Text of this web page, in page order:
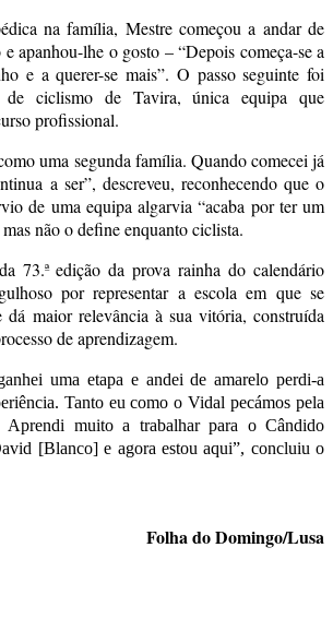
na família, Mestre começou a andar de
apanhou-lhe o gosto – “Depois começa-se a
e a querer-se mais”. O passo seguinte foi
de ciclismo de Tavira, única equipa que
profissional.
uma segunda família. Quando comecei já
a ser”, descreveu, reconhecendo que o
de uma equipa algarvia “acaba por ter um
não o define enquanto ciclista.
73.ª edição da prova rainha do calendário
por representar a escola em que se
maior relevância à sua vitória, construída
de aprendizagem.
uma etapa e andei de amarelo perdi-a
Tanto eu como o Vidal pecámos pela
Aprendi muito a trabalhar para o Cândido
[Blanco] e agora estou aqui”, concluiu o
Folha do Domingo/Lusa